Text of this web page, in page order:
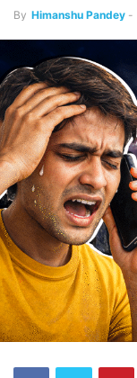
By Himanshu Pandey -